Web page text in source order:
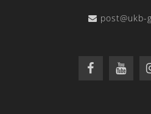
post@ukb-